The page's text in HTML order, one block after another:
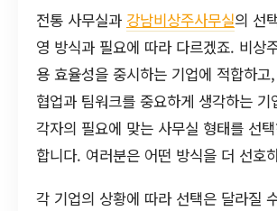
전통 사무실과 강남비상주사무실의 선
영 방식과 필요에 따라 다르겠죠. 비상
용 효율성을 중시하는 기업에 적합하
협업과 팀워크를 중요하게 생각하는 기
각자의 필요에 맞는 사무실 형태를 선
합니다. 여러분은 어떤 방식을 더 선호
각 기업의 상황에 따라 선택은 달라질